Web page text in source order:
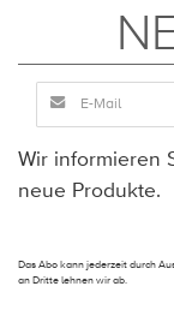
Wir informieren
neue Produkte.
Das Abo kann jederzeit durch
an Dritte lehnen wir ab.